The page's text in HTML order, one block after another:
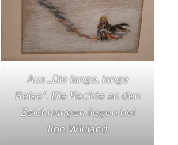
Aus „Die lange, lange
Reise“. Die Rechte an den
Zeichnungen liegen bei
Ilon Wikland